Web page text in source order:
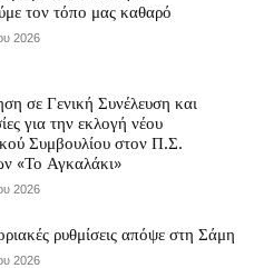
τον τόπο μας καθαρό
2026
σε Γενική Συνέλευση και
για την εκλογή νέου
Συμβουλίου στον Π.Σ.
«Το Αγκαλάκι»
2026
ρυθμίσεις απόψε στη Σάμη
2026